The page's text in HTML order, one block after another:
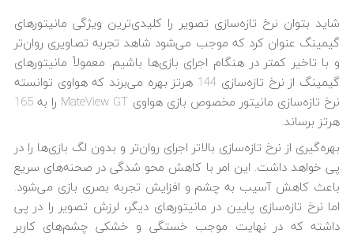
شاید بتوان نرخ تازه‌سازی تصویر را کلیدی‌ترین ویژگی مانیتورهای
گیمینگ عنوان کرد که موجب می‌شود شاهد تجربه تصاویری روان‌تر
و با تاخیر کمتر در هنگام اجرای بازی‌ها باشیم. معمولاً مانیتورهای
گیمینگ از نرخ تازه‌سازی 144 هرتز بهره می‌برند که هواوی توانسته
نرخ تازه‌سازی مانیتور مخصوص بازی هواوی MateView GT را به 165
هرتز برساند.
بهره‌گیری از نرخ تازه‌سازی بالاتر اجرای روان‌تر و بدون لگ بازی‌ها را در
پی خواهد داشت. این امر با کاهش محو شدگی در صحنه‌های سریع
باعث کاهش آسیب به چشم و افزایش تجربه بصری بازی می‌شود.
اما نرخ تازه‌سازی پایین در مانیتورهای دیگر، لرزش تصویر را در پی
داشته که در نهایت موجب خستگی و خشکی چشم‌های کاربر